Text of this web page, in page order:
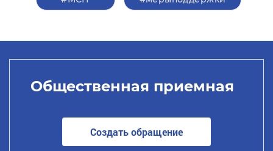
Общественная приемная
Создать обращение